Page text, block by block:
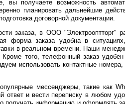
получаете возможность
планировать дальнейшие
договорной документации.
заказа, в ООО "Электрооптторг"
форма заказа удобна в
в реальном времени. Наши
того, телефонный заказ
использовать контактные
мессенджеры, такие как
ответ и вести переписку в любом